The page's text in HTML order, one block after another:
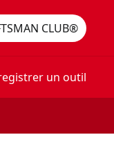
CLUB®
un outil